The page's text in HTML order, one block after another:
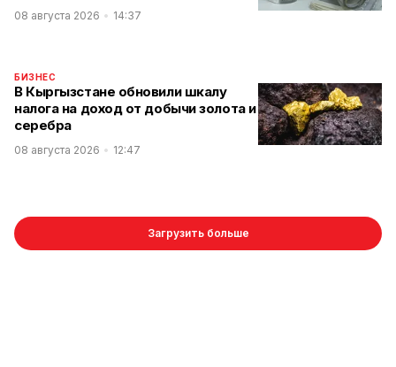
08 августа 2026 14:37
БИЗНЕС
В Кыргызстане обновили шкалу
налога на доход от добычи золота и
серебра
08 августа 2026 12:47
Загрузить больше